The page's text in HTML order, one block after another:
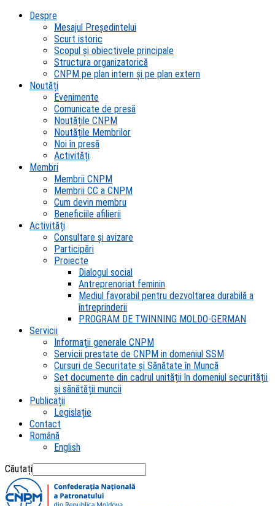
Despre
Mesajul Președintelui
Scurt istoric
Scopul şi obiectivele principale
Structura organizatorică
CNPM pe plan intern şi pe plan extern
Noutăți
Evenimente
Comunicate de presă
Noutățile CNPM
Noutățile Membrilor
Noi în presă
Activități
Membri
Membrii CNPM
Membrii CC a CNPM
Cum devin membru
Beneficiile afilierii
Activități
Consultare și avizare
Participări
Proiecte
Dialogul social
Antreprenoriat feminin
Mediul favorabil pentru dezvoltarea durabilă a
întreprinderii
PROGRAM DE TWINNING MOLDO-GERMAN
Servicii
Informații generale CNPM
Servicii prestate de CNPM in domeniul SSM
Cursuri de Securitate și Sănătate în Muncă
Set documente din cadrul unității în domeniul securității
și sănătății muncii
Publicații
Legislație
Contact
Română
English
Căutați